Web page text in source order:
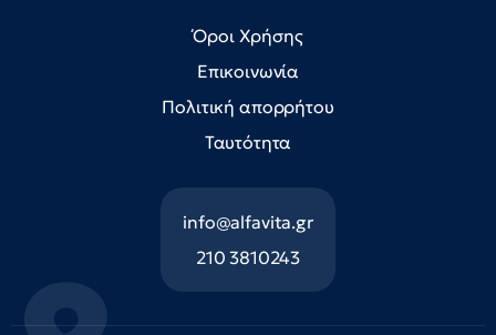
Όροι Χρήσης
Επικοινωνία
Πολιτική απορρήτου
Ταυτότητα
info@alfavita.gr
210 3810243